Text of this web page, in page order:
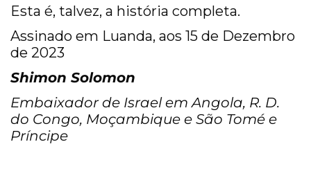
Esta é, talvez, a história completa.
Assinado em Luanda, aos 15 de Dezembro
de 2023
Shimon Solomon
Embaixador de Israel em Angola, R. D.
do Congo, Moçambique e São Tomé e
Príncipe